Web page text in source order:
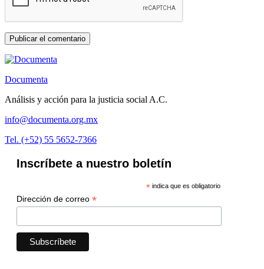
Documenta
Análisis y acción para la justicia social A.C.
info@documenta.org.mx
Tel. (+52) 55 5652-7366
Inscríbete a nuestro boletín
*indica que es obligatorio
Dirección de correo *